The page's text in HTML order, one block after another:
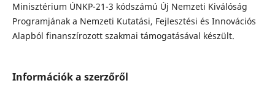
Minisztérium ÚNKP-21-3 kódszámú Új Nemzeti Kiválóság
Programjának a Nemzeti Kutatási, Fejlesztési és Innovációs
Alapból finanszírozott szakmai támogatásával készült.
Információk a szerzőről